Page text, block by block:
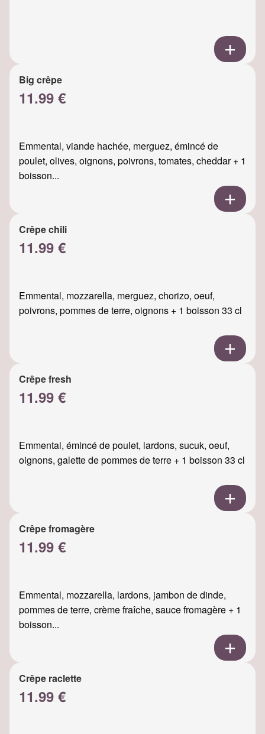
Big crêpe
11.99 €
Emmental, viande hachée, merguez, émincé de
poulet, olives, oignons, poivrons, tomates, cheddar + 1
boisson...
Crêpe chili
11.99 €
Emmental, mozzarella, merguez, chorizo, oeuf,
poivrons, pommes de terre, oignons + 1 boisson 33 cl
Crêpe fresh
11.99 €
Emmental, émincé de poulet, lardons, sucuk, oeuf,
oignons, galette de pommes de terre + 1 boisson 33 cl
Crêpe fromagère
11.99 €
Emmental, mozzarella, lardons, jambon de dinde,
pommes de terre, crème fraîche, sauce fromagère + 1
boisson...
Crêpe raclette
11.99 €